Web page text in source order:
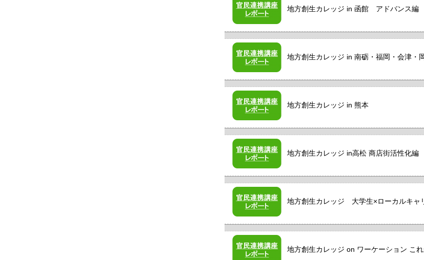
地方創生カレッジ in 函館 アドバンス編
地方創生カレッジ in 南砺・福岡・会津・
地方創生カレッジ in 熊本
地方創生カレッジ in高松 商店街活性化編
地方創生カレッジ 大学生×ローカルキャ
地方創生カレッジ on ワーケーション こ